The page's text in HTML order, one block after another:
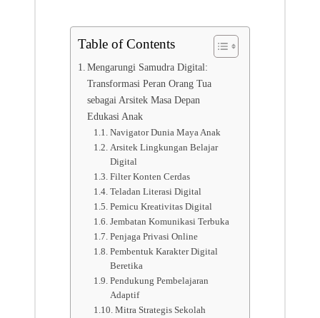
Table of Contents
Mengarungi Samudra Digital:
Transformasi Peran Orang Tua
sebagai Arsitek Masa Depan
Edukasi Anak
Navigator Dunia Maya Anak
Arsitek Lingkungan Belajar
Digital
Filter Konten Cerdas
Teladan Literasi Digital
Pemicu Kreativitas Digital
Jembatan Komunikasi Terbuka
Penjaga Privasi Online
Pembentuk Karakter Digital
Beretika
Pendukung Pembelajaran
Adaptif
Mitra Strategis Sekolah